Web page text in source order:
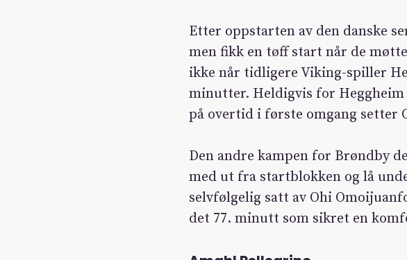
Etter oppstarten av den danske
men fikk en tøff start når de
ikke når tidligere Viking-spiller
minutter. Heldigvis for
på overtid i første omgang setter
Den andre kampen for Brøndby
med ut fra startblokken og lå
selvfølgelig satt av Ohi
det 77. minutt som sikret en